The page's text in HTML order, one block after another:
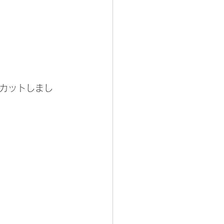
ットしまし